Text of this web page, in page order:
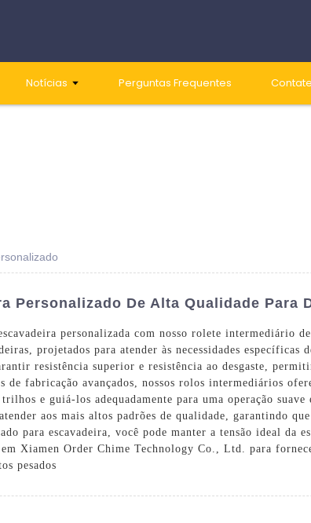
Notícias Perguntas Frequentes
Personalizado De Alta Qualidade Para
personalizada com nosso rolete intermediário
projetados para atender às necessidades
resistência superior e resistência ao desgaste,
de fabricação avançados, nossos rolos intermediários
e guiá-los adequadamente para uma operação
aos mais altos padrões de qualidade, garantindo
para escavadeira, você pode manter a tensão ideal da
Xiamen Order Chime Technology Co., Ltd. para
pesados